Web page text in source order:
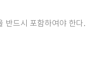
반드시 포함하여야 한다.